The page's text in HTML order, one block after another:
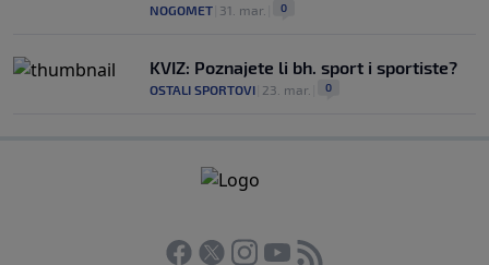
NOGOMET 31. mar. 0
KVIZ: Poznajete li bh. sport i sportiste?
OSTALI SPORTOVI 23. mar. 0